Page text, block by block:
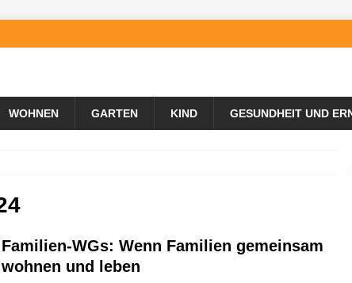
WOHNEN GARTEN KIND GESUNDHEIT UND
Familien-WGs: Wenn Familien gemeinsam
wohnen und leben